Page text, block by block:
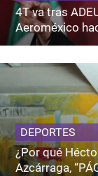
4T va tras
Aeroméxico
DEPORTES
¿Por qué
Azcárraga,